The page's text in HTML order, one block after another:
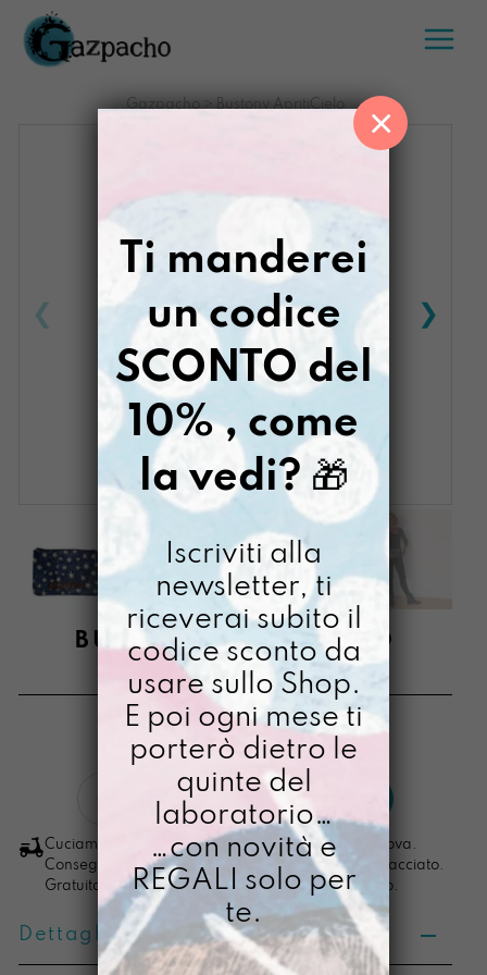
Salta
contenuto
Gazpacho > Bustony ApritiCielo
BUSTONY APRITICIELO
€ 24,00
[ Beauty: 21,5 x15x1,5 cm ]
ApritiCielo
quantità
LO VOGLIO
Cuciamo ogni ordine nel nostro laboratorio di Padova.
Consegna in 4/5 giorni lavorativi, pacco sempre tracciato.
Gratuita per ordini di importo superiore ai 100 euro.
Dettagli prodotto
Ti manderei
un codice
SCONTO del
10% , come
la vedi? 🎁
Iscriviti alla
newsletter, ti
riceverai subito il
codice sconto da
usare sullo Shop.
E poi ogni mese ti
porterò dietro le
quinte del
laboratorio…
…con novità e
REGALI solo per
te.
×